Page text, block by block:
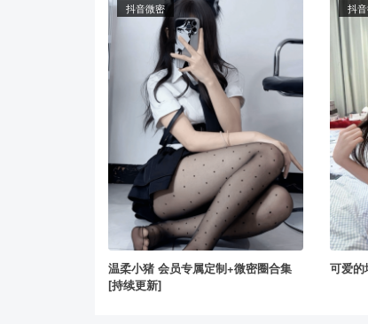
抖音微密
温柔小猪 会员专属定制+微密圈合集
[持续更新]
抖
可爱